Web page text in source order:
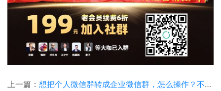
上一篇： 想把个人微信群转成企业微信群，怎么操作？不是教育培训行业也是有方法的。